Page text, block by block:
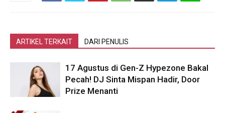
ARTIKEL TERKAIT DARI PENULIS
17 Agustus di Gen-Z Hypezone Bakal
Pecah! DJ Sinta Mispan Hadir, Door
Prize Menanti